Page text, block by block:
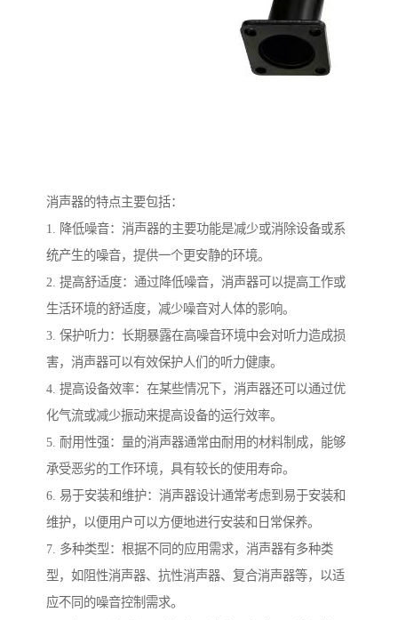
消声器的特点主要包括：
1. 降低噪音：消声器的主要功能是减少或消除设备或系
统产生的噪音，提供一个更安静的环境。
2. 提高舒适度：通过降低噪音，消声器可以提高工作或
生活环境的舒适度，减少噪音对人体的影响。
3. 保护听力：长期暴露在高噪音环境中会对听力造成损
害，消声器可以有效保护人们的听力健康。
4. 提高设备效率：在某些情况下，消声器还可以通过优
化气流或减少振动来提高设备的运行效率。
5. 耐用性强：量的消声器通常由耐用的材料制成，能够
承受恶劣的工作环境，具有较长的使用寿命。
6. 易于安装和维护：消声器设计通常考虑到易于安装和
维护，以便用户可以方便地进行安装和日常保养。
7. 多种类型：根据不同的应用需求，消声器有多种类
型，如阻性消声器、抗性消声器、复合消声器等，以适
应不同的噪音控制需求。